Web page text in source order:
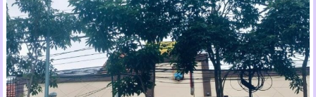
Media
Online
Jawa
Timur